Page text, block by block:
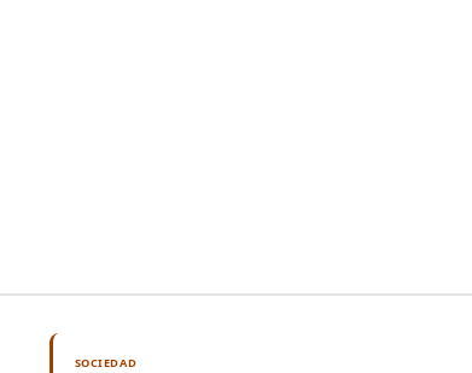
SOCIEDAD